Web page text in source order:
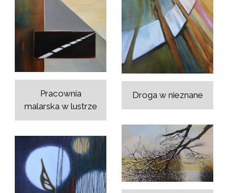
Droga w nieznane
Pracownia
malarska w lustrze